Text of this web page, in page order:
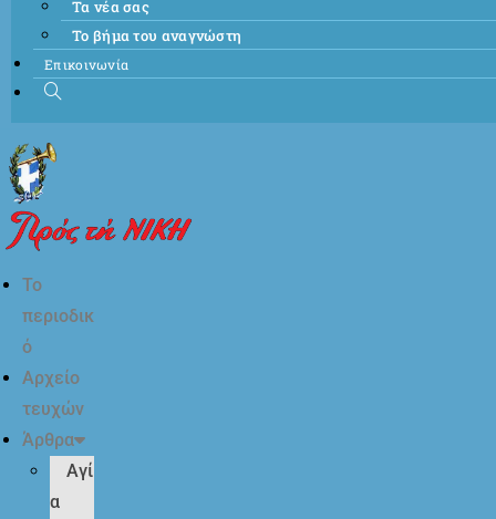
Τα νέα σας
Το βήμα του αναγνώστη
Επικοινωνία
Το
περιοδικ
ό
Αρχείο
τευχών
Άρθρα
Αγί
α